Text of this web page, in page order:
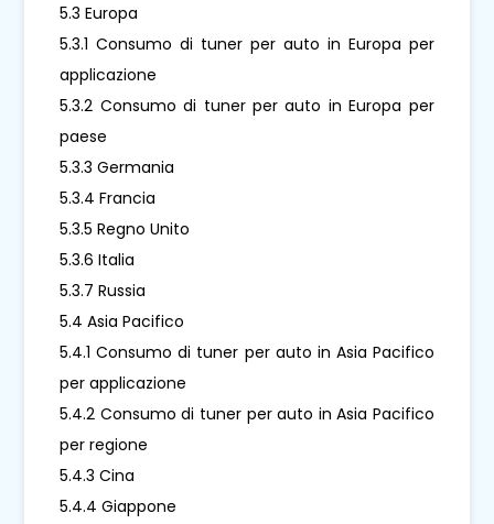
5.3 Europa
5.3.1 Consumo di tuner per auto in Europa per
applicazione
5.3.2 Consumo di tuner per auto in Europa per
paese
5.3.3 Germania
5.3.4 Francia
5.3.5 Regno Unito
5.3.6 Italia
5.3.7 Russia
5.4 Asia Pacifico
5.4.1 Consumo di tuner per auto in Asia Pacifico
per applicazione
5.4.2 Consumo di tuner per auto in Asia Pacifico
per regione
5.4.3 Cina
5.4.4 Giappone